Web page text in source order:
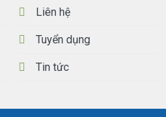
Liên hệ
Tuyển dụng
Tin tức